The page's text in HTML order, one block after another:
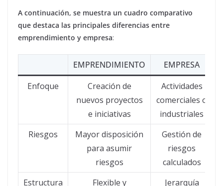
A continuación, se muestra un cuadro comparativo
que destaca las principales diferencias entre
emprendimiento y empresa:
EMPRENDIMIENTO
EMPRESA
Enfoque
Creación de
nuevos proyectos
e iniciativas
Actividades
comerciales o
industriales
Riesgos
Mayor disposición
para asumir
riesgos
Gestión de
riesgos
calculados
Estructura
Flexible y
Jerarquía